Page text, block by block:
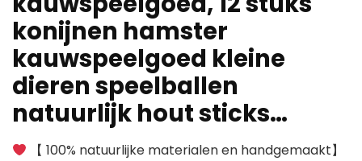
konijnen hamster
kauwspeelgoed kleine
dieren speelballen
natuurlijk hout sticks…
【 100% natuurlijke materialen en handgemaakt】